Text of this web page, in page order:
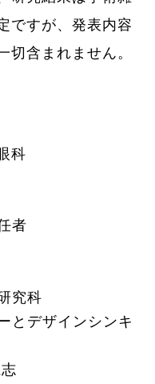
ですが、発表内容
切含まれません。
科
者
究科
とデザインシンキ